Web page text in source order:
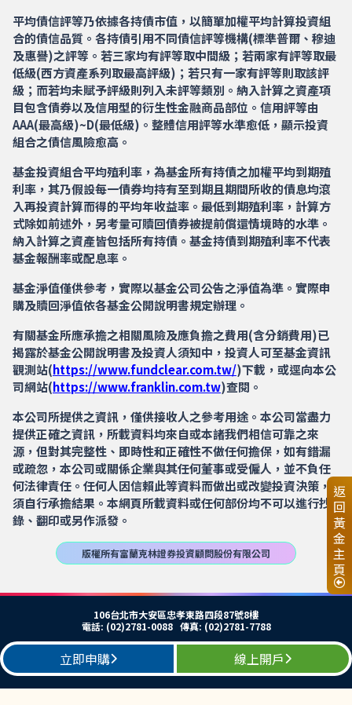
返
回
黃
金
主
頁
平均債信評等乃依據各持債市值，以簡單加權平均計算投資組
合的債信品質。各持債引用不同債信評等機構(標準普爾、穆迪
及惠譽)之評等。若三家均有評等取中間級；若兩家有評等取最
低級(西方資產系列取最高評級)；若只有一家有評等則取該評
級；而若均未賦予評級則列入未評等類別。納入計算之資產項
目包含債券以及信用型的衍生性金融商品部位。信用評等由
AAA(最高級)~D(最低級)。整體信用評等水準愈低，顯示投資
組合之債信風險愈高。
基金投資組合平均殖利率，為基金所有持債之加權平均到期殖
利率，其乃假設每一債券均持有至到期且期間所收的債息均滾
入再投資計算而得的平均年收益率。最低到期殖利率，計算方
式除如前述外，另考量可贖回債券被提前償還情境時的水準。
納入計算之資產皆包括所有持債。基金持債到期殖利率不代表
基金報酬率或配息率。
基金淨值僅供參考，實際以基金公司公告之淨值為準。實際申
購及贖回淨值依各基金公開說明書規定辦理。
有關基金所應承擔之相關風險及應負擔之費用(含分銷費用)已
揭露於基金公開說明書及投資人須知中，投資人可至基金資訊
觀測站(https://www.fundclear.com.tw/)下載，或逕向本公
司網站(https://www.franklin.com.tw)查閱。
本公司所提供之資訊，僅供接收人之參考用途。本公司當盡力
提供正確之資訊，所載資料均來自或本諸我們相信可靠之來
源，但對其完整性、即時性和正確性不做任何擔保，如有錯漏
或疏忽，本公司或關係企業與其任何董事或受僱人，並不負任
何法律責任。任何人因信賴此等資料而做出或改變投資決策，
須自行承擔結果。本網頁所載資料或任何部份均不可以進行抄
錄、翻印或另作派發。
版權所有富蘭克林證券投資顧問股份有限公司
106台北市大安區忠孝東路四段87號8樓
電話: (02)2781-0088 傳真: (02)2781-7788